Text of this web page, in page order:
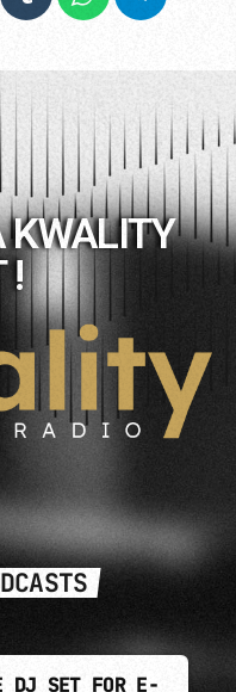
KWALITY
!
DJ SET FOR E-